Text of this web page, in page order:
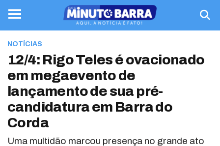
NOTÍCIAS
12/4: Rigo Teles é ovacionado
em megaevento de
lançamento de sua pré-
candidatura em Barra do
Corda
Uma multidão marcou presença no grande ato